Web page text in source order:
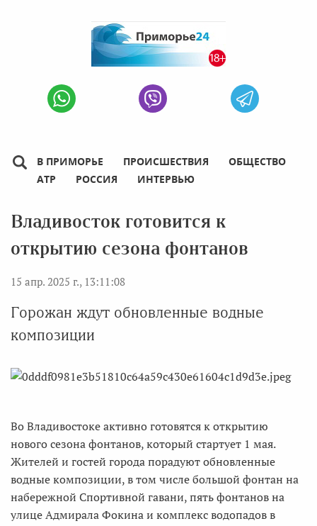
В ПРИМОРЬЕ ПРОИСШЕСТВИЯ
ОБЩЕСТВО
АТР
РОССИЯ ИНТЕРВЬЮ
Владивосток готовится к
открытию сезона фонтанов
15 апр. 2025 г., 13:11:08
Горожан ждут обновленные водные
композиции
Во Владивостоке активно готовятся к открытию
нового сезона фонтанов, который стартует 1 мая.
Жителей и гостей города порадуют обновленные
водные композиции, в том числе большой фонтан на
набережной Спортивной гавани, пять фонтанов на
улице Адмирала Фокина и комплекс водопадов в